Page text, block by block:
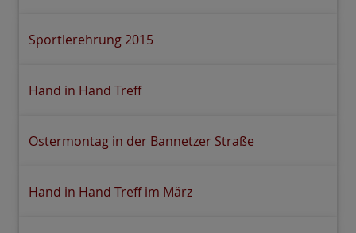
Sportlerehrung 2015
Hand in Hand Treff
Ostermontag in der Bannetzer Straße
Hand in Hand Treff im März